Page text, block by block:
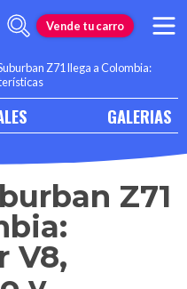
Vende tu carro
Z71 llega a Colombia:
GALERIAS
Z71
V8,